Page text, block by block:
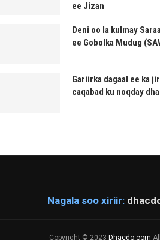
ee Jizan
Deni oo la kulmay
ee Gobolka Mudug
Gariirka dagaal ee ka
caqabad ku noqday
Nagala soo xiriir:
Copyright © 2023 Dhacdo.com